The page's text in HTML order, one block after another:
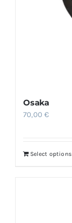
Osaka
70,00€
Select options